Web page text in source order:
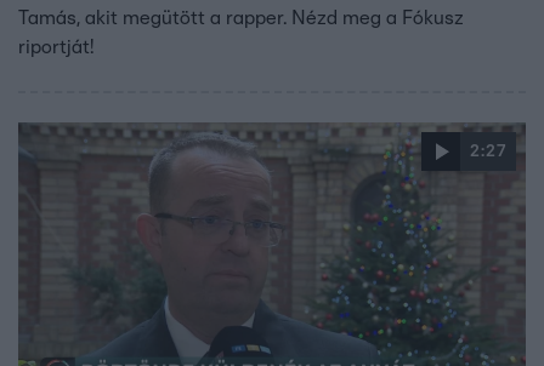
Tamás, akit megütött a rapper. Nézd meg a Fókusz
riportját!
2:27